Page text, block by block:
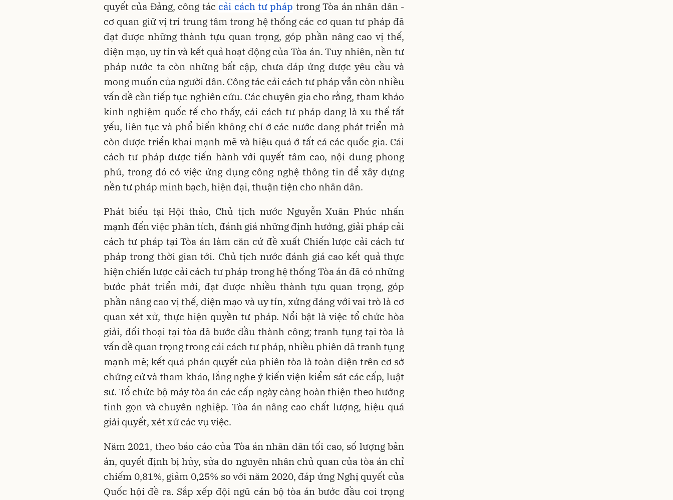
quyết của Đảng, công táccải cách tư pháp trong Tòa án nhân dân -
cơ quan giữ vị trí trung tâm trong hệ thống các cơ quan tư pháp đã
đạt được những thành tựu quan trọng, góp phần nâng cao vị thế,
diện mạo, uy tín và kết quả hoạt động của Tòa án. Tuy nhiên, nền tư
pháp nước ta còn những bất cập, chưa đáp ứng được yêu cầu và
mong muốn của người dân. Công tác cải cách tư pháp vẫn còn nhiều
vấn đề cần tiếp tục nghiên cứu. Các chuyên gia cho rằng, tham khảo
kinh nghiệm quốc tế cho thấy, cải cách tư pháp đang là xu thế tất
yếu, liên tục và phổ biến không chỉ ở các nước đang phát triển mà
còn được triển khai mạnh mẽ và hiệu quả ở tất cả các quốc gia. Cải
cách tư pháp được tiến hành với quyết tâm cao, nội dung phong
phú, trong đó có việc ứng dụng công nghệ thông tin để xây dựng
nền tư pháp minh bạch, hiện đại, thuận tiện cho nhân dân.
Phát biểu tại Hội thảo, Chủ tịch nước Nguyễn Xuân Phúc nhấn
mạnh đến việc phân tích, đánh giá những định hướng, giải pháp cải
cách tư pháp tại Tòa án làm căn cứ đề xuất Chiến lược cải cách tư
pháp trong thời gian tới. Chủ tịch nước đánh giá cao kết quả thực
hiện chiến lược cải cách tư pháp trong hệ thống Tòa án đã có những
bước phát triển mới, đạt được nhiều thành tựu quan trọng, góp
phần nâng cao vị thế, diện mạo và uy tín, xứng đáng với vai trò là cơ
quan xét xử, thực hiện quyền tư pháp. Nổi bật là việc tổ chức hòa
giải, đối thoại tại tòa đã bước đầu thành công; tranh tụng tại tòa là
vấn đề quan trọng trong cải cách tư pháp, nhiều phiên đã tranh tụng
mạnh mẽ; kết quả phán quyết của phiên tòa là toàn diện trên cơ sở
chứng cứ và tham khảo, lắng nghe ý kiến viện kiểm sát các cấp, luật
sư. Tổ chức bộ máy tòa án các cấp ngày càng hoàn thiện theo hướng
tinh gọn và chuyên nghiệp. Tòa án nâng cao chất lượng, hiệu quả
giải quyết, xét xử các vụ việc.
Năm 2021, theo báo cáo của Tòa án nhân dân tối cao, số lượng bản
án, quyết định bị hủy, sửa do nguyên nhân chủ quan của tòa án chỉ
chiếm 0,81%, giảm 0,25% so với năm 2020, đáp ứng Nghị quyết của
Quốc hội đề ra. Sắp xếp đội ngũ cán bộ tòa án bước đầu coi trọng